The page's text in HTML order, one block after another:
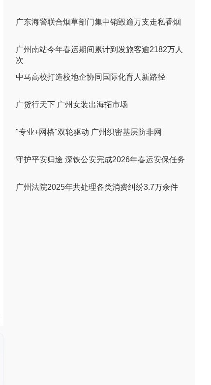
广东海警联合烟草部门集中销毁逾万支走私香烟
广州南站今年春运期间累计到发旅客逾2182万人
次
中马高校打造校地企协同国际化育人新路径
广货行天下 广州女装出海拓市场
"专业+网格"双轮驱动 广州织密基层防非网
守护平安归途 深铁公安完成2026年春运安保任务
广州法院2025年共处理各类消费纠纷3.7万余件